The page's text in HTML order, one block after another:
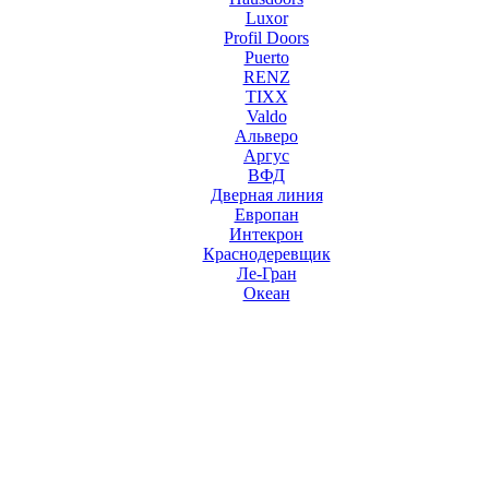
Luxor
Profil Doors
Puerto
RENZ
TIXX
Valdo
Альверо
Аргус
ВФД
Дверная линия
Европан
Интекрон
Краснодеревщик
Ле-Гран
Океан